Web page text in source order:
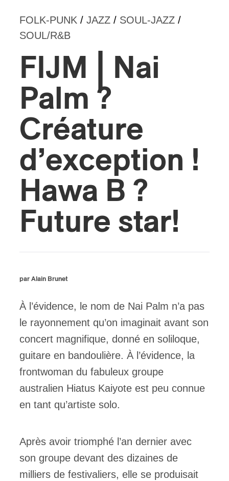
FOLK-PUNK / JAZZ / SOUL-JAZZ /
SOUL/R&B
FIJM | Nai
Palm ?
Créature
d’exception !
Hawa B ?
Future star!
par Alain Brunet
À l’évidence, le nom de Nai Palm n’a pas
le rayonnement qu’on imaginait avant son
concert magnifique, donné en soliloque,
guitare en bandoulière. À l’évidence, la
frontwoman du fabuleux groupe
australien Hiatus Kaiyote est peu connue
en tant qu’artiste solo.
Après avoir triomphé l’an dernier avec
son groupe devant des dizaines de
milliers de festivaliers, elle se produisait